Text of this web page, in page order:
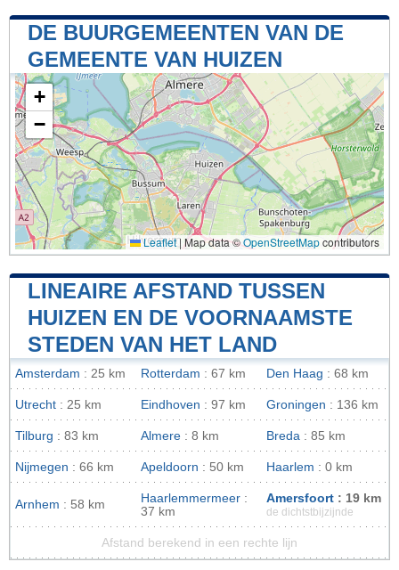
DE BUURGEMEENTEN VAN DE
GEMEENTE VAN HUIZEN
+
−
Leaflet|Map data ©OpenStreetMapcontributors
LINEAIRE AFSTAND TUSSEN
HUIZEN EN DE VOORNAAMSTE
STEDEN VAN HET LAND
Amsterdam : 25 km Rotterdam : 67 km Den Haag : 68 km
Utrecht : 25 km Eindhoven : 97 km Groningen : 136 km
Tilburg : 83 km Almere : 8 km Breda : 85 km
Nijmegen : 66 km Apeldoorn : 50 km Haarlem : 0 km
Arnhem : 58 km Haarlemmermeer :
37 km
Amersfoort : 19 km
de dichtstbijzijnde
Afstand berekend in een rechte lijn